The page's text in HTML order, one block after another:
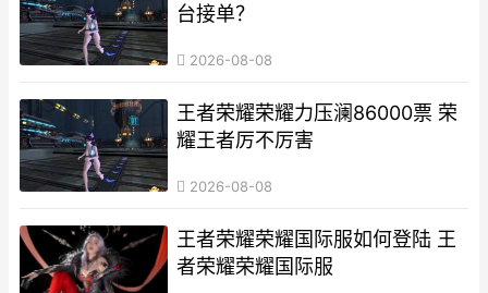
台接单？
2026-08-08
王者荣耀荣耀力压澜86000票 荣
耀王者厉不厉害
2026-08-08
王者荣耀荣耀国际服如何登陆 王
者荣耀荣耀国际服